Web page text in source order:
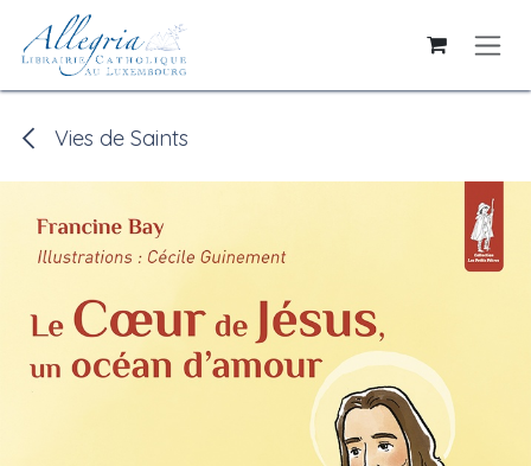
Se rendre au contenu
Vies de Saints